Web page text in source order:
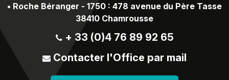
• Roche Béranger - 1750 : 478 avenue du Père Tasse
38410 Chamrousse
+ 33 (0)4 76 89 92 65
Contacter l'Office par mail